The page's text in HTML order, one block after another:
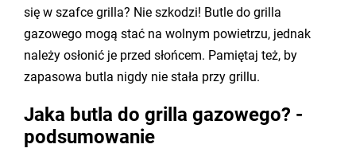
się w szafce grilla? Nie szkodzi! Butle do grilla
gazowego mogą stać na wolnym powietrzu, jednak
należy osłonić je przed słońcem. Pamiętaj też, by
zapasowa butla nigdy nie stała przy grillu.
Jaka butla do grilla gazowego? -
podsumowanie